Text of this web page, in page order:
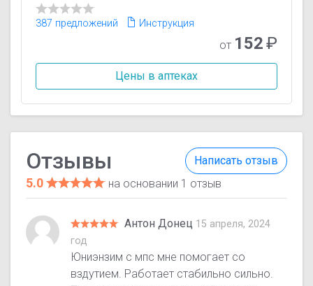
387 предложений Инструкция
от 152₽
Цены в аптеках
Написать отзыв
Отзывы
5.0 на основании 1 отзыв
Антон Донец 15 апреля, 2024
год
Юниэнзим с мпс мне помогает со
вздутием. Работает стабильно сильно.